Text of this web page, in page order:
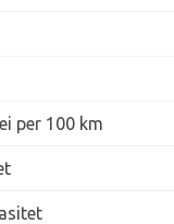
per 100 km